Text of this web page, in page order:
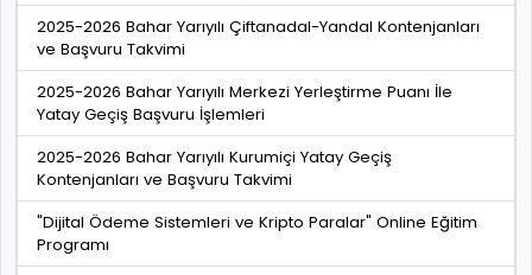
2025-2026 Bahar Yarıyılı Çiftanadal-Yandal Kontenjanları
ve Başvuru Takvimi
2025-2026 Bahar Yarıyılı Merkezi Yerleştirme Puanı İle
Yatay Geçiş Başvuru İşlemleri
2025-2026 Bahar Yarıyılı Kurumiçi Yatay Geçiş
Kontenjanları ve Başvuru Takvimi
"Dijital Ödeme Sistemleri ve Kripto Paralar" Online Eğitim
Programı